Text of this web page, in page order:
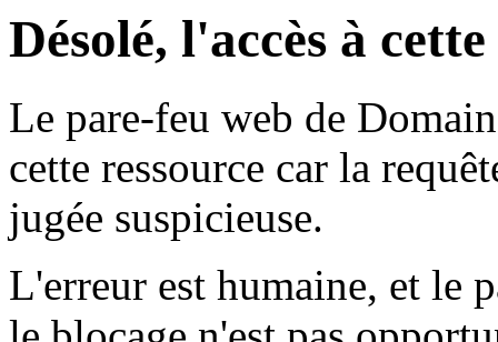
Désolé, l'accès à
Le pare-feu web de
cette ressource car la
jugée suspicieuse.
L'erreur est humaine, et le